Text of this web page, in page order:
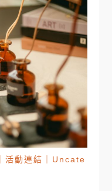
｜活動連結
Uncate